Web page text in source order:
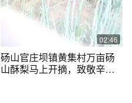
02:46
砀山官庄坝镇黄集村万亩砀
山酥梨马上开摘，致敬辛苦